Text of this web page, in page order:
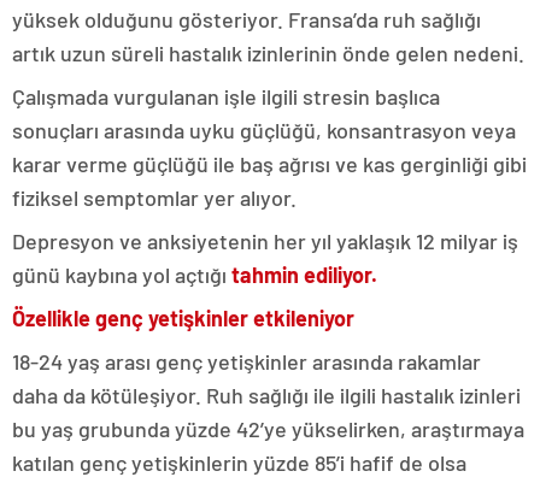
yüksek olduğunu gösteriyor. Fransa’da ruh sağlığı
artık uzun süreli hastalık izinlerinin önde gelen nedeni.
Çalışmada vurgulanan işle ilgili stresin başlıca
sonuçları arasında uyku güçlüğü, konsantrasyon veya
karar verme güçlüğü ile baş ağrısı ve kas gerginliği gibi
fiziksel semptomlar yer alıyor.
Depresyon ve anksiyetenin her yıl yaklaşık 12 milyar iş
günü kaybına yol açtığı tahmin ediliyor.
Özellikle genç yetişkinler etkileniyor
18-24 yaş arası genç yetişkinler arasında rakamlar
daha da kötüleşiyor. Ruh sağlığı ile ilgili hastalık izinleri
bu yaş grubunda yüzde 42’ye yükselirken, araştırmaya
katılan genç yetişkinlerin yüzde 85’i hafif de olsa